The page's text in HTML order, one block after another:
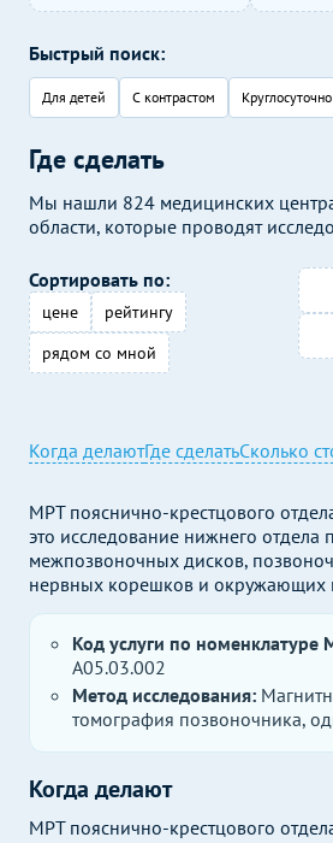
Быстрый поиск:
Для детей С контрастом Круглосуточно
Где сделать
Мы нашли 824 медицинских
области, которые проводят
Сортировать по:
цене
рейтингу
рядом со мной
Когда делаютГде сделатьСколько
МРТ пояснично-крестцового
это исследование нижнего отдела
межпозвоночных дисков,
нервных корешков и окружающих
Код услуги по
A05.03.002
Метод исследования:
томография позвоночника,
Когда делают
МРТ пояснично-крестцового